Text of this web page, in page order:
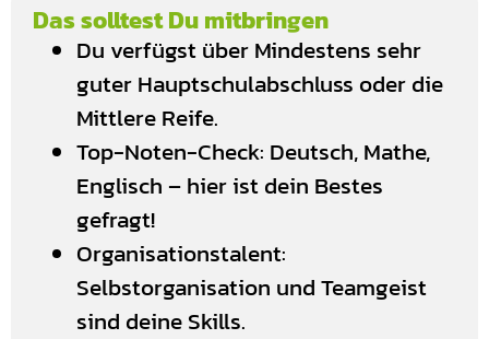
Das solltest Du mitbringen
Du verfügst über Mindestens sehr
guter Hauptschulabschluss oder die
Mittlere Reife.
Top-Noten-Check: Deutsch, Mathe,
Englisch – hier ist dein Bestes
gefragt!
Organisationstalent:
Selbstorganisation und Teamgeist
sind deine Skills.